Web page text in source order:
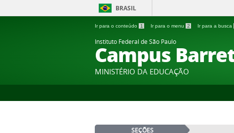
BRASIL
Ir para o conteúdo 1 Ir para o menu 2 Ir para a busca
Instituto Federal de São Paulo
Campus
MINISTÉRIO DA EDUCAÇÃO
SEÇÕES